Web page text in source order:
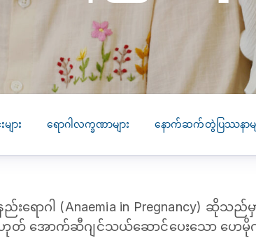
16 JAN 2026
CLL HEALTH
Strengthens
Presence in
Myanmar
Phyu Laboratory
HEALTH is pleased
announce the...
ျား ရောဂါလက္ခဏာများ နောက်ဆက်တွဲပြဿနာမျ
ရောဂါ (Anaemia in Pregnancy) ဆိုသ
မဟုတ် အောက်ဆီဂျင်သယ်ဆောင်ပေးသော ဟေ